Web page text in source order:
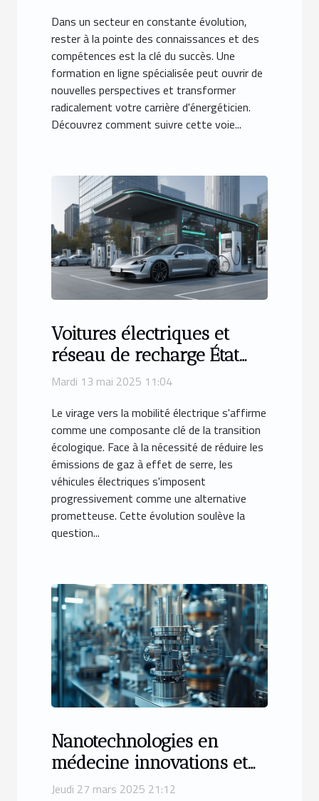
Dans un secteur en constante évolution,
rester à la pointe des connaissances et des
compétences est la clé du succès. Une
formation en ligne spécialisée peut ouvrir de
nouvelles perspectives et transformer
radicalement votre carrière d'énergéticien.
Découvrez comment suivre cette voie...
Voitures électriques et
réseau de recharge État
des lieux et
Mardi 13 mai 2025 11:04
Le virage vers la mobilité électrique s'affirme
comme une composante clé de la transition
écologique. Face à la nécessité de réduire les
émissions de gaz à effet de serre, les
véhicules électriques s'imposent
progressivement comme une alternative
prometteuse. Cette évolution soulève la
question...
Nanotechnologies en
médecine innovations et
controverses
Jeudi 27 mars 2025 21:12